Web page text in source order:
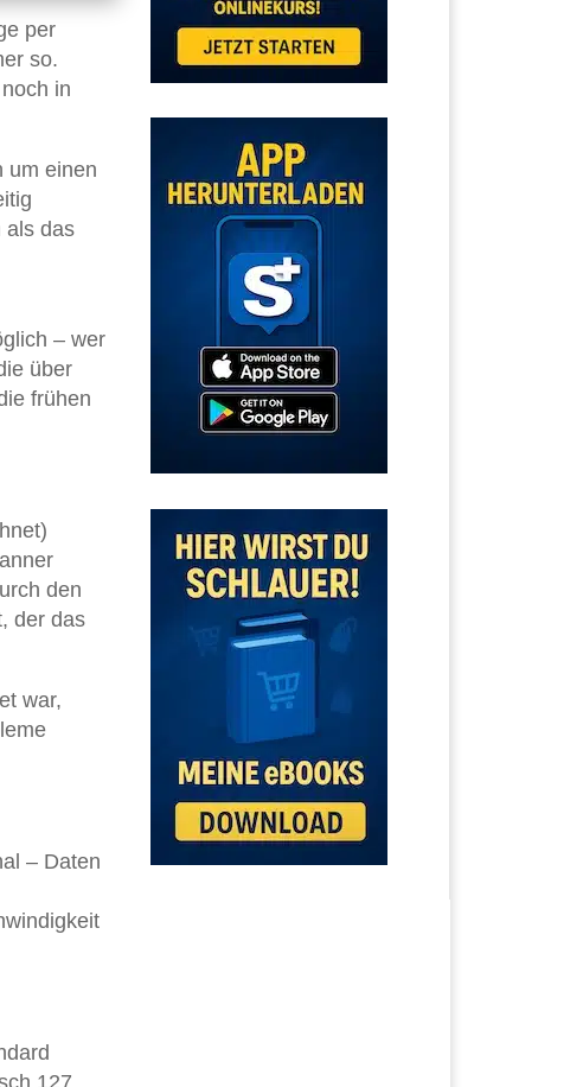
per
so.
in
um einen
als das
– wer
über
frühen
den
der das
war,
– Daten